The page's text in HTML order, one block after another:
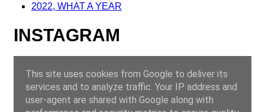
2022, WHAT A YEAR
INSTAGRAM